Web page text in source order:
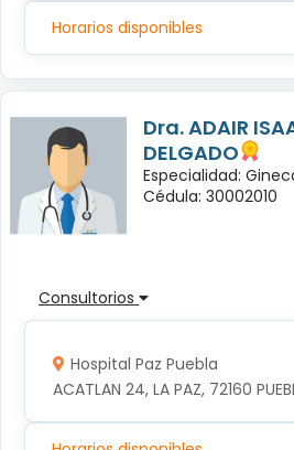
Horarios disponibles
Dra. ADAIR
DELGADO
Especialidad:
Cédula: 30002010
Consultorios
Hospital Paz Puebla
ACATLAN 24, LA PAZ, 72160